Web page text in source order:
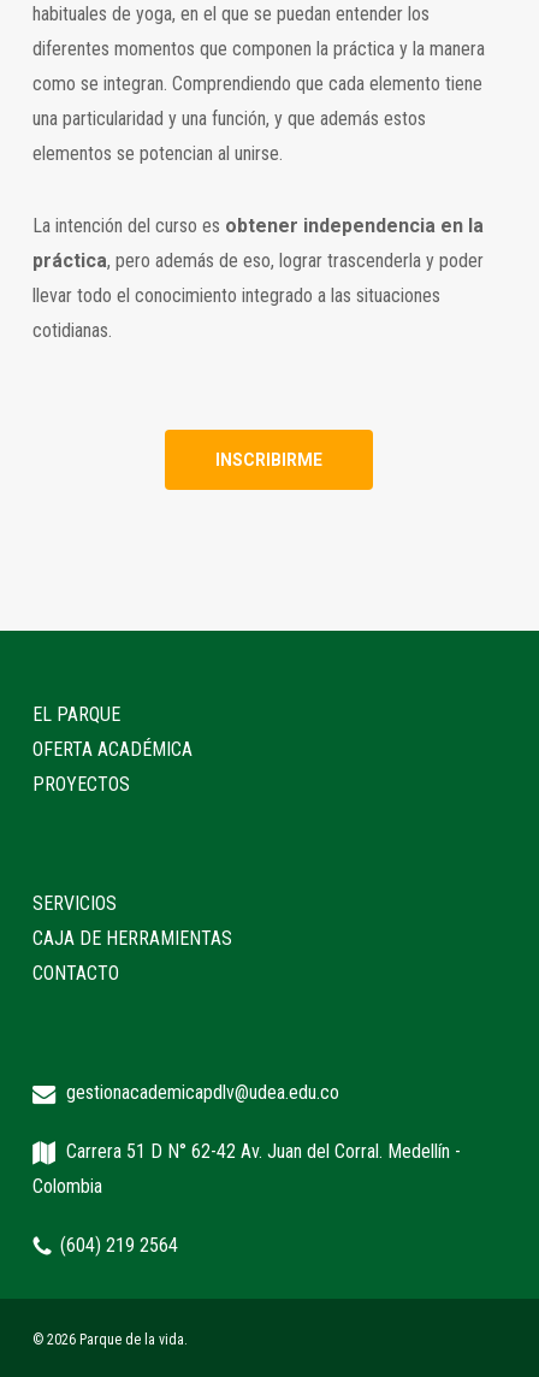
habituales de yoga, en el que se puedan entender los
diferentes momentos que componen la práctica y la manera
como se integran. Comprendiendo que cada elemento tiene
una particularidad y una función, y que además estos
elementos se potencian al unirse.
La intención del curso es obtener independencia en la
práctica, pero además de eso, lograr trascenderla y poder
llevar todo el conocimiento integrado a las situaciones
cotidianas.
INSCRIBIRME
EL PARQUE
OFERTA ACADÉMICA
PROYECTOS
SERVICIOS
CAJA DE HERRAMIENTAS
CONTACTO
gestionacademicapdlv@udea.edu.co
Carrera 51 D N° 62-42 Av. Juan del Corral. Medellín -
Colombia
(604) 219 2564
© 2026 Parque de la vida.